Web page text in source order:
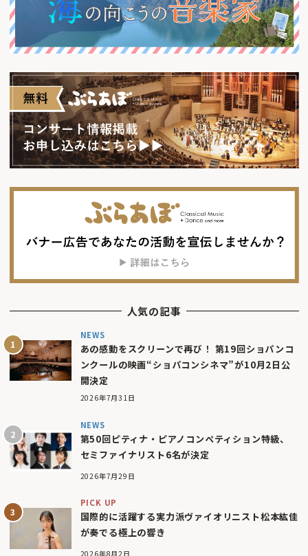
人気の記事
NEWS
あの感動をスクリーンで再び！ 第19回ショパンコ
ンクールの映画“ショパコンシネマ”が10月2日公
開決定
2026年7月31日
NEWS
第50回ピティナ・ピアノコンペティション特級、
セミファイナリスト6名が決定
2026年7月29日
PICK UP
国際的に活躍する実力派ヴァイオリニスト松本紘佳
が奏でる極上の響き
2026年8月2日